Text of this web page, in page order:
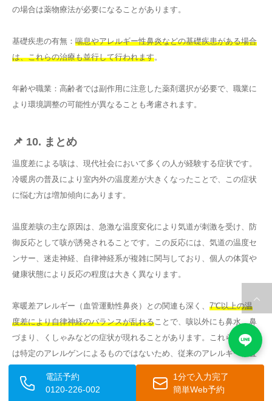
の場合は薬物療法が必要になることがあります。
基礎疾患の有無： 喘息やアレルギー性鼻炎などの基礎疾患がある場合
は、これらの治療も並行して行われます。
年齢や職業：高齢者では副作用に注意した薬剤選択が必要で、職業に
より環境調整の可能性が異なることも考慮されます。
📌 10. まとめ
温度差による咳は、現代社会において多くの人が経験する症状です。
冷暖房の普及により室内外の温度差が大きくなったことで、この症状
に悩む方は増加傾向にあります。
温度差咳の主な原因は、急激な温度変化により気道が刺激を受け、防
御反応として咳が誘発されることです。この反応には、気道の温度セ
ンサー、迷走神経、自律神経系が複雑に関与しており、個人の体質や
健康状態により反応の程度は大きく異なります。
寒暖差アレルギー（血管運動性鼻炎）との関連も深く、 7℃以上の温
度差により自律神経のバランスが乱れることで、咳以外にも鼻水、鼻
づまり、くしゃみなどの症状が現れることがあります。これらの症状
は特定のアレルゲンによるものではないため、従来のアレルギー検査
では原因を特定できないことも多くあります。
電話予約
0120-226-002
1分で入力完了
簡単Web予約